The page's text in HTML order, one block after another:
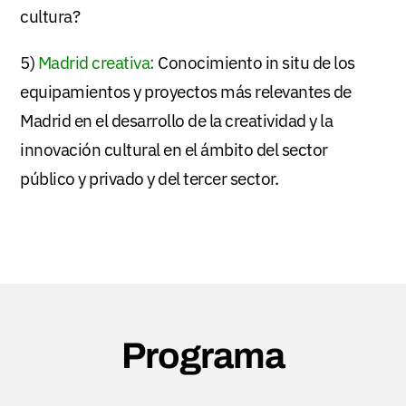
cultura?
5) Madrid creativa: Conocimiento in situ de los
equipamientos y proyectos más relevantes de
Madrid en el desarrollo de la creatividad y la
innovación cultural en el ámbito del sector
público y privado y del tercer sector.
Programa